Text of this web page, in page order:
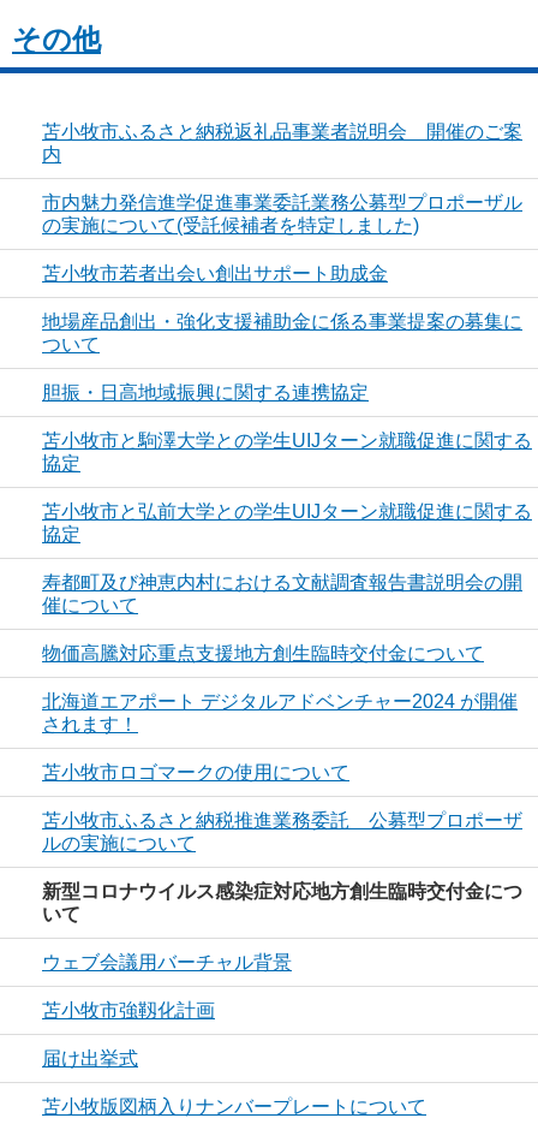
その他
苫小牧市ふるさと納税返礼品事業者説明会 開催のご案
内
市内魅力発信進学促進事業委託業務公募型プロポーザル
の実施について(受託候補者を特定しました)
苫小牧市若者出会い創出サポート助成金
地場産品創出・強化支援補助金に係る事業提案の募集に
ついて
胆振・日高地域振興に関する連携協定
苫小牧市と駒澤大学との学生UIJターン就職促進に関する
協定
苫小牧市と弘前大学との学生UIJターン就職促進に関する
協定
寿都町及び神恵内村における文献調査報告書説明会の開
催について
物価高騰対応重点支援地方創生臨時交付金について
北海道エアポート デジタルアドベンチャー2024 が開催
されます！
苫小牧市ロゴマークの使用について
苫小牧市ふるさと納税推進業務委託 公募型プロポーザ
ルの実施について
新型コロナウイルス感染症対応地方創生臨時交付金につ
いて
ウェブ会議用バーチャル背景
苫小牧市強靱化計画
届け出挙式
苫小牧版図柄入りナンバープレートについて